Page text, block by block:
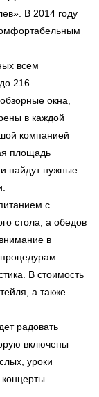
В 2014 году
всем
216
окна,
в каждой
компанией
площадь
найдут нужные
с
стола, а обедов
в
В стоимость
а также
радовать
включены
уроки